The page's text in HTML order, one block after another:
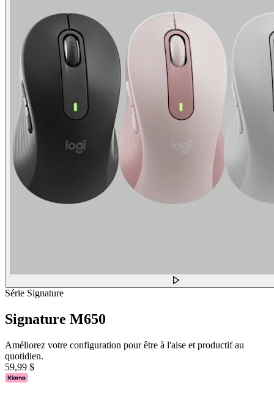
Série Signature
Signature M650
Améliorez votre configuration pour être à l'aise et productif au
quotidien.
59,99 $